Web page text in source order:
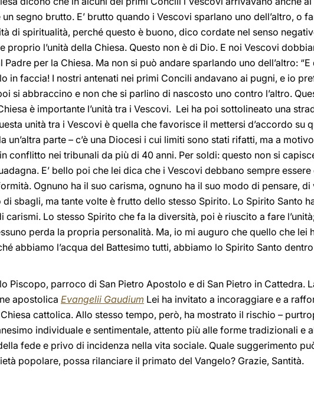
un segno brutto. E’ brutto quando i Vescovi sparlano uno dell’altro, o
di spiritualità, perché questo è buono, dico cordate nel senso
proprio l’unità della Chiesa. Questo non è di Dio. E noi Vescovi
Padre per la Chiesa. Ma non si può andare sparlando uno dell’altro:
in faccia! I nostri antenati nei primi Concili andavano ai pugni, e io
si abbraccino e non che si parlino di nascosto uno contro l’altro.
è importante l’unità tra i Vescovi. Lei ha poi sottolineato una
unità tra i Vescovi è quella che favorisce il mettersi d’accordo su
un’altra parte – c’è una Diocesi i cui limiti sono stati rifatti, ma a
conflitto nei tribunali da più di 40 anni. Per soldi: questo non si
E’ bello poi che lei dica che i Vescovi debbano sempre essere
Ognuno ha il suo carisma, ognuno ha il suo modo di pensare,
sbagli, ma tante volte è frutto dello stesso Spirito. Lo Spirito Santo
carismi. Lo stesso Spirito che fa la diversità, poi è riuscito a fare
perda la propria personalità. Ma, io mi auguro che quello che lei
abbiamo l’acqua del Battesimo tutti, abbiamo lo Spirito Santo
Piscopo, parroco di San Pietro Apostolo e di San Pietro in Cattedra.
apostolica Evangelii Gaudium Lei ha invitato a incoraggiare e a
cattolica. Allo stesso tempo, però, ha mostrato il rischio –
individuale e sentimentale, attento più alle forme tradizionali e
fede e privo di incidenza nella vita sociale. Quale suggerimento
popolare, possa rilanciare il primato del Vangelo? Grazie, Santità.